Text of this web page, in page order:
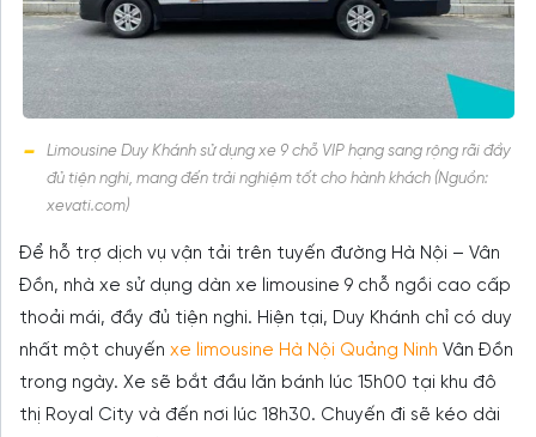
Limousine Duy Khánh sử dụng xe 9 chỗ VIP hạng sang rộng rãi đầy
đủ tiện nghi, mang đến trải nghiệm tốt cho hành khách (Nguồn:
xevati.com)
Để hỗ trợ dịch vụ vận tải trên tuyến đường Hà Nội – Vân
Đồn, nhà xe sử dụng dàn xe limousine 9 chỗ ngồi cao cấp
thoải mái, đầy đủ tiện nghi. Hiện tại, Duy Khánh chỉ có duy
nhất một chuyến xe limousine Hà Nội Quảng Ninh Vân Đồn
trong ngày. Xe sẽ bắt đầu lăn bánh lúc 15h00 tại khu đô
thị Royal City và đến nơi lúc 18h30. Chuyến đi sẽ kéo dài